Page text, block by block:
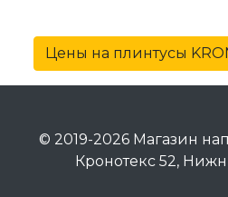
Цены на плинтусы
© 2019-2026 Магазин
Кронотекс 52,